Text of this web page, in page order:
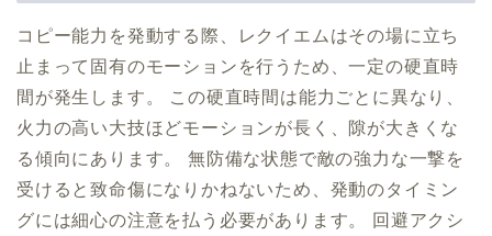
コピー能力を発動する際、レクイエムはその場に立ち
止まって固有のモーションを行うため、一定の硬直時
間が発生します。 この硬直時間は能力ごとに異なり、
火力の高い大技ほどモーションが長く、隙が大きくな
る傾向にあります。 無防備な状態で敵の強力な一撃を
受けると致命傷になりかねないため、発動のタイミン
グには細心の注意を払う必要があります。 回避アクシ